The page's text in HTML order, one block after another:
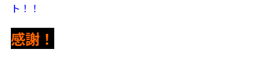
ト！！
感謝！